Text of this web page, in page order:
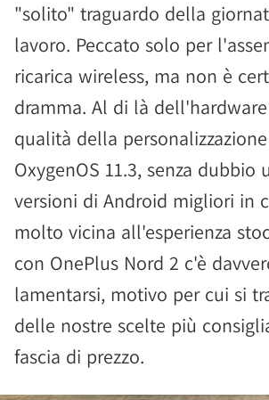
"solito" traguardo della
lavoro. Peccato solo per
ricarica wireless, ma non è
dramma. Al di là
qualità della
OxygenOS 11.3, senza dubbio
versioni di Android migliori in
molto vicina all'esperienza
con OnePlus Nord 2 c'è
lamentarsi, motivo per cui si
delle nostre scelte più
fascia di prezzo.